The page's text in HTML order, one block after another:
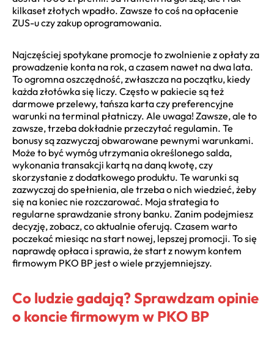
kilkaset złotych wpadło. Zawsze to coś na opłacenie
ZUS-u czy zakup oprogramowania.
Najczęściej spotykane promocje to zwolnienie z opłaty za
prowadzenie konta na rok, a czasem nawet na dwa lata.
To ogromna oszczędność, zwłaszcza na początku, kiedy
każda złotówka się liczy. Często w pakiecie są też
darmowe przelewy, tańsza karta czy preferencyjne
warunki na terminal płatniczy. Ale uwaga! Zawsze, ale to
zawsze, trzeba dokładnie przeczytać regulamin. Te
bonusy są zazwyczaj obwarowane pewnymi warunkami.
Może to być wymóg utrzymania określonego salda,
wykonania transakcji kartą na daną kwotę, czy
skorzystanie z dodatkowego produktu. Te warunki są
zazwyczaj do spełnienia, ale trzeba o nich wiedzieć, żeby
się na koniec nie rozczarować. Moja strategia to
regularne sprawdzanie strony banku. Zanim podejmiesz
decyzję, zobacz, co aktualnie oferują. Czasem warto
poczekać miesiąc na start nowej, lepszej promocji. To się
naprawdę opłaca i sprawia, że start z nowym kontem
firmowym PKO BP jest o wiele przyjemniejszy.
Co ludzie gadają? Sprawdzam opinie
o koncie firmowym w PKO BP